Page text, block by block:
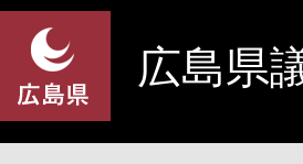
ペ
先
頭
メ
を
飛
広島県